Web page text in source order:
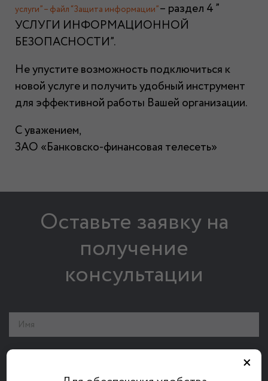
услуги” – файл “Защита информации”– раздел 4 ”
УСЛУГИ ИНФОРМАЦИОННОЙ
БЕЗОПАСНОСТИ”.
Не упустите возможность подключиться к
новой услуге и получить удобный инструмент
для эффективной работы Вашей организации.
С уважением,
ЗАО «Банковско-финансовая телесеть»
Оставьте заявку на
получение
консультации
×